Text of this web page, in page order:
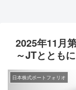
2025年11月
～JTととも
日本株式ポートフォリオ